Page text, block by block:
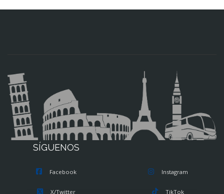
SÍGUENOS
Facebook
X/Twitter
Instagram
TikTok